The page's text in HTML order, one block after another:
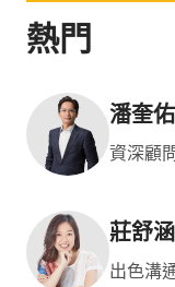
熱門
潘奎佑
資深顧
莊舒
出色溝